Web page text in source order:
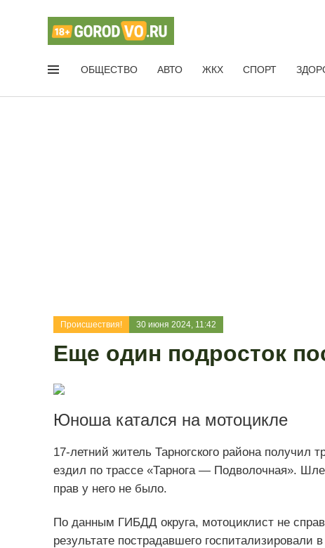
ОБЩЕСТВО АВТО ЖКХ СПОРТ
Происшествия! 30 июня 2024, 11:42
Еще один подросток
Юноша катался на мотоцикле
17-летний житель Тарногского района
ездил по трассе «Тарнога — Подволочная».
прав у него не было.
По данным ГИБДД округа, мотоциклист не
результате пострадавшего госпитализировали